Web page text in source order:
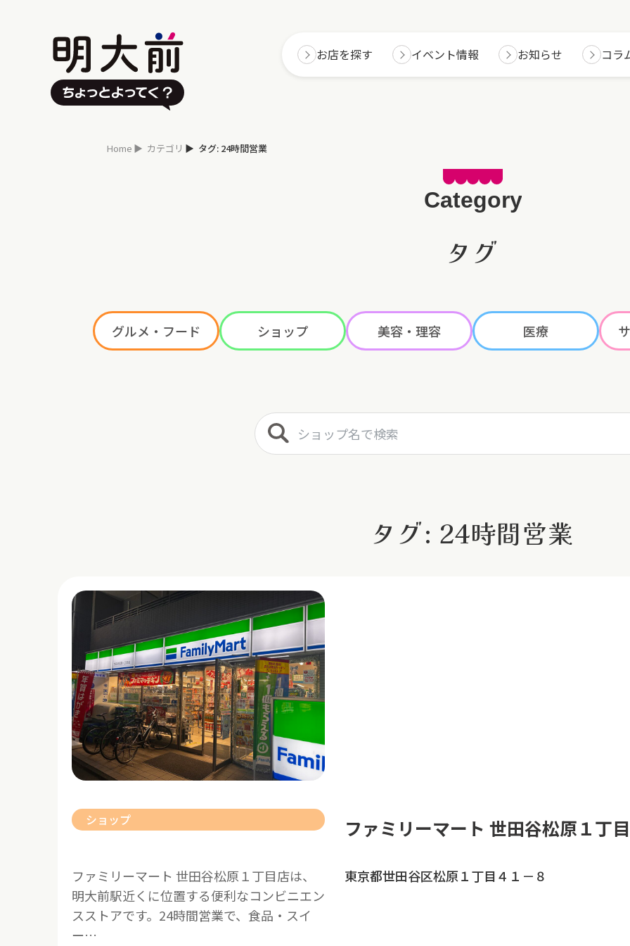
お店を探す イベント情報 お知らせ コラ
Home カテゴリ タグ: 24時間営業
タグ
グルメ・フード ショップ 美容・理容 医療
ショップ名で検索
タグ: 24時間営業
ショップ ファミリーマート 世田谷松原１丁
ファミリーマート 世田谷松原１丁目店は、
明大前駅近くに位置する便利なコンビニエン
スストアです。24時間営業で、食品・スイ
ー…
東京都世田谷区松原１丁目４１－８